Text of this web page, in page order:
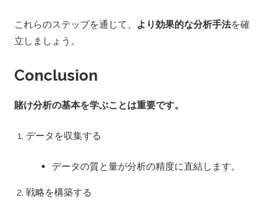
これらのステップを通じて、 より効果的な分析手法を確
立しましょう。
Conclusion
賭け分析の基本を学ぶことは重要です。
データを収集する
データの質と量が分析の精度に直結します。
戦略を構築する